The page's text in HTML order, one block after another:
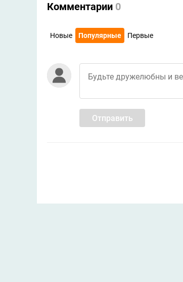
Комментарии 0
Новые Популярные Первые
Отправить